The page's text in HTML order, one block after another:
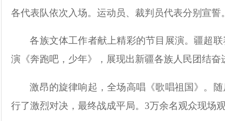
各代表队依次入场。运动员、裁判员代表分别宣誓
各族文体工作者献上精彩的节目展演。疆超
演《奔跑吧，少年》，展现出新疆各族人民团结
激昂的旋律响起，全场高唱《歌唱祖国》。
行了激烈对决，最终战成平局。 3万余名观众现场